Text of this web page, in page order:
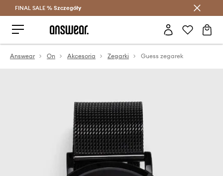
Oszczędzaj z Answear Club >
FINAL SALE % Szczegóły
Answear On Akcesoria Zegarki Guess zegarek